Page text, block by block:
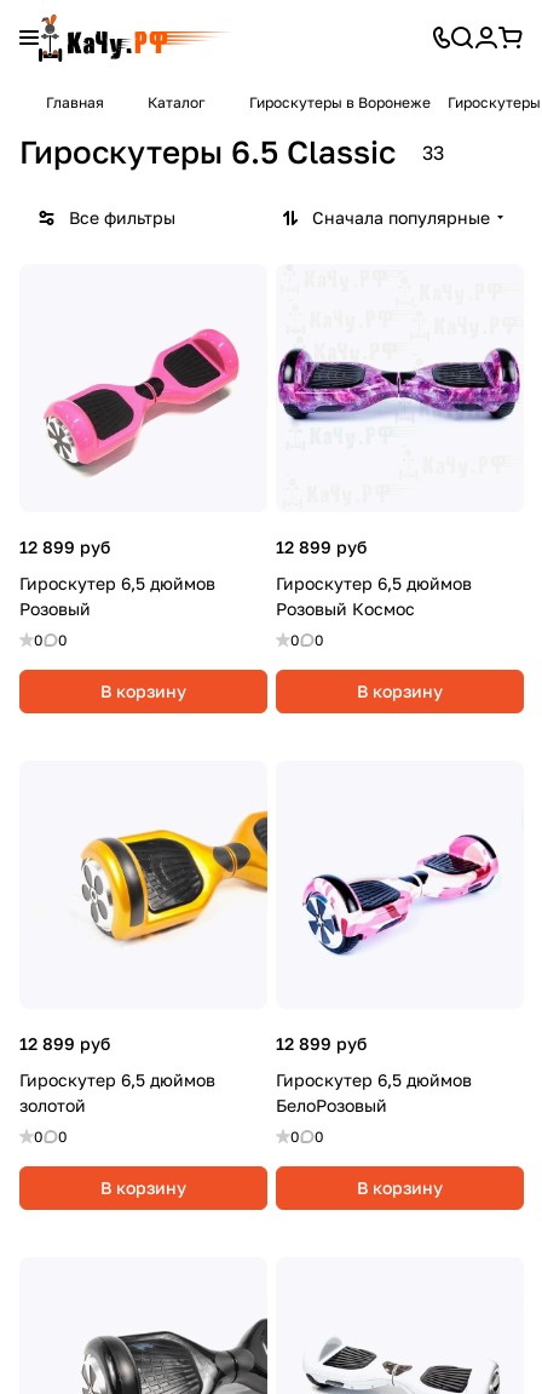
Главная Каталог Гироскутеры в Воронеже
Гироскутеры 6.5 Classic 33
Все фильтры Сначала популярные
12 899 руб
Гироскутер 6,5 дюймов
Розовый
0 0
В корзину
12 899 руб
Гироскутер 6,5 дюймов
Розовый Космос
0 0
В корзину
12 899 руб
Гироскутер 6,5 дюймов
золотой
0 0
В корзину
12 899 руб
Гироскутер 6,5 дюймов
БелоРозовый
0 0
В корзину